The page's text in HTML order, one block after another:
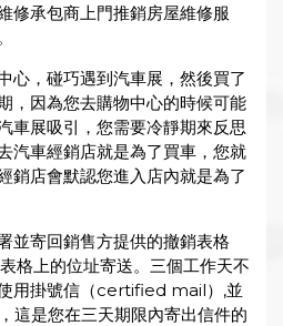
修承包商上門推銷房屋維修服
心，碰巧遇到汽車展，然後買了
，因為您去購物中心的時候可能
車展吸引，您需要冷靜期來反思
汽車經銷店就是為了買車，您就
銷店會默認您進入店內就是為了
並寄回銷售方提供的撤銷表格
格上的位址寄送。三個工作天不
用掛號信（certified mail）,並
是您在三天期限內寄出信件的